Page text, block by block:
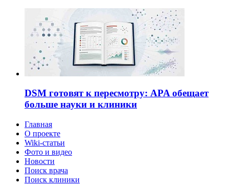
DSM готовят к пересмотру: APA обещает
больше науки и клиники
Главная
О проекте
Wiki-статьи
Фото и видео
Новости
Поиск врача
Поиск клиники